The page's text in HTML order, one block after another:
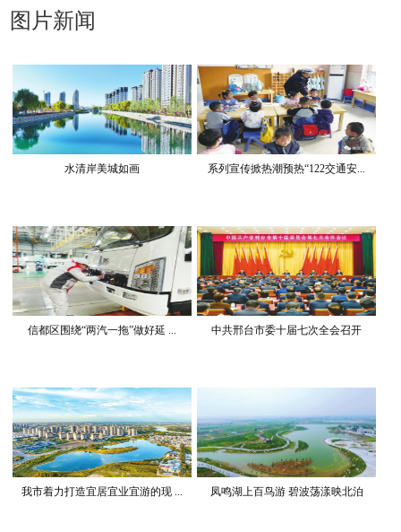
图片新闻
水清岸美城如画 系列宣传掀热潮预热“122交通安...
信都区围绕“两汽一拖”做好延 ... 中共邢台市委十届七次全会召开
我市着力打造宜居宜业宜游的现 ... 凤鸣湖上百鸟游 碧波荡漾映北泊